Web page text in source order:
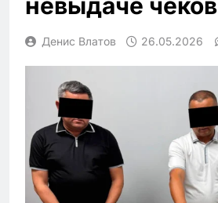
Денис Влатов 26.05.2026